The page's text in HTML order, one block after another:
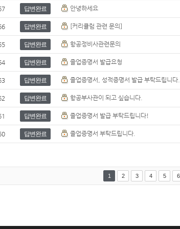
답변완료 안녕하세요
답변완료 [커리큘럼 관련 문의]
답변완료 항공정비사관련문의
답변완료 졸업증명서 발급요청
답변완료 졸업증명서, 성적증명서 발급 부탁드립니다.
답변완료 항공부사관이 되고 싶습니다.
답변완료 졸업증명서 발급 부탁드립니다!
답변완료 졸업증명서 부탁드립니다.
1 2 3 4 5 6